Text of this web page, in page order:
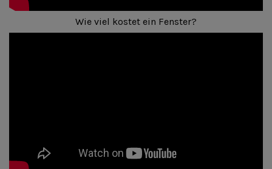
Wie viel kostet ein Fenster?